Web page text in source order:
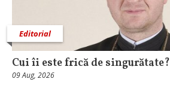
Editorial
Cui îi este frică de singurătate?
09 Aug, 2026